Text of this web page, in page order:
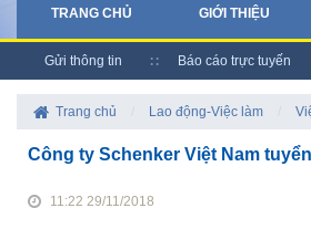
TRANG CHỦ GIỚI THIỆU
Gửi thông tin Báo cáo trực tuyến
Trang chủ Lao động-Việc làm
Công ty Schenker Việt Nam
11:22 29/11/2018